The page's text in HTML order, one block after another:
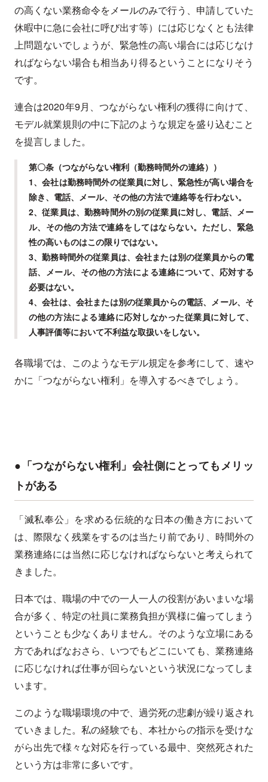
の高くない業務命令をメールのみで行う、申請していた
休暇中に急に会社に呼び出す等）には応じなくとも法律
上問題ないでしょうが、緊急性の高い場合には応じなけ
ればならない場合も相当あり得るということになりそう
です。
連合は2020年9月、つながらない権利の獲得に向けて、
モデル就業規則の中に下記のような規定を盛り込むこと
を提言しました。
第〇条（つながらない権利（勤務時間外の連絡））
1、会社は勤務時間外の従業員に対し、緊急性が高い場合を
除き、電話、メール、その他の方法で連絡等を行わない。
2、従業員は、勤務時間外の別の従業員に対し、電話、メー
ル、その他の方法で連絡をしてはならない。ただし、緊急
性の高いものはこの限りではない。
3、勤務時間外の従業員は、会社または別の従業員からの電
話、メール、その他の方法による連絡について、応対する
必要はない。
4、会社は、会社または別の従業員からの電話、メール、そ
の他の方法による連絡に応対しなかった従業員に対して、
人事評価等において不利益な取扱いをしない。
各職場では、このようなモデル規定を参考にして、速や
かに「つながらない権利」を導入するべきでしょう。
●「つながらない権利」会社側にとってもメリッ
トがある
「滅私奉公」を求める伝統的な日本の働き方において
は、際限なく残業をするのは当たり前であり、時間外の
業務連絡には当然に応じなければならないと考えられて
きました。
日本では、職場の中での一人一人の役割があいまいな場
合が多く、特定の社員に業務負担が異様に偏ってしまう
ということも少なくありません。そのような立場にある
方であればなおさら、いつでもどこにいても、業務連絡
に応じなければ仕事が回らないという状況になってしま
います。
このような職場環境の中で、過労死の悲劇が繰り返され
ていきました。私の経験でも、本社からの指示を受けな
がら出先で様々な対応を行っている最中、突然死された
という方は非常に多いです。